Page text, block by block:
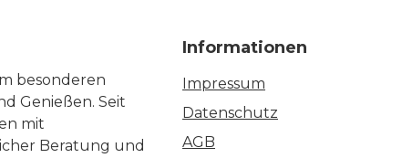
besonderen
Genießen. Seit
mit
Beratung und
Informationen
Impressum
Datenschutz
AGB